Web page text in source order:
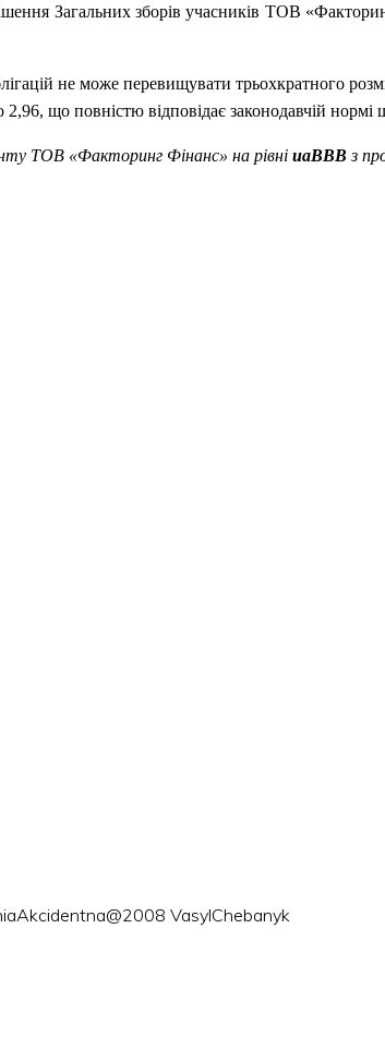
Загальних зборів учасників ТОВ
не може перевищувати трьохкратного
що повністю відповідає законодавчій нормі
ТОВ «Факторинг Фінанс» на рівні uaBBB з
VasylChebanyk